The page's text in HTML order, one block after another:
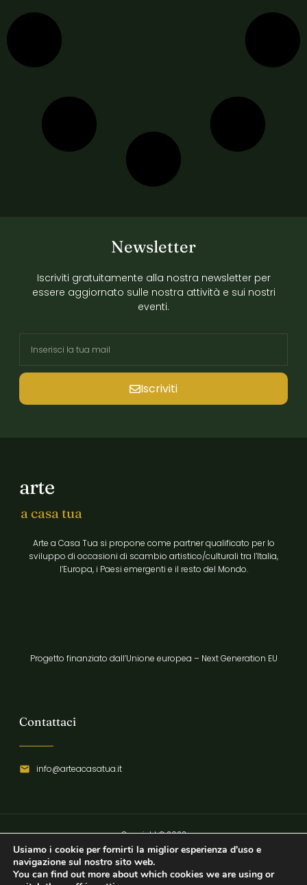
Newsletter
Iscriviti gratuitamente alla nostra newsletter per
essere aggiornato sulle nostra attività e sui nostri
eventi.
Iscriviti
arte
a casa tua
Arte a Casa Tua si propone come partner qualificato per lo
sviluppo di occasioni di scambio artistico/culturali tra l’Italia,
l’Europa, i Paesi emergenti e il resto del Mondo.
Progetto finanziato dall’Unione europea – Next Generation EU
Contattaci
info@arteacasatua.it
Copyright © 2023
Privacy Policy
Usiamo i cookie per fornirti la miglior esperienza d'uso e
navigazione sul nostro sito web.
You can find out more about which cookies we are using or